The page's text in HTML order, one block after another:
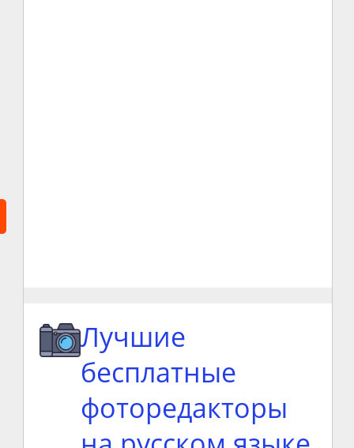
Лучшие
бесплатные
фоторедакторы